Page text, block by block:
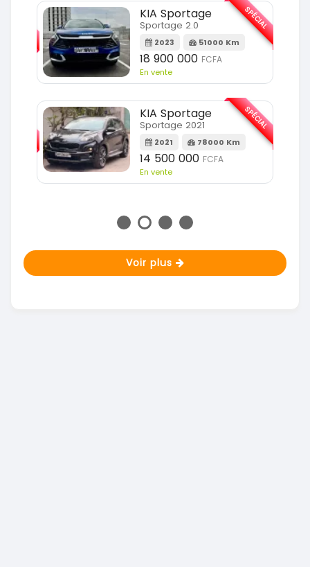
KIA Sportage
Sportage 2.0
2023 51000 Km
18 900 000 FCFA
En vente
SPÉCIAL
KIA Sportage
Sportage 2021
2021 78000 Km
14 500 000 FCFA
En vente
SPÉCIAL
Voir plus